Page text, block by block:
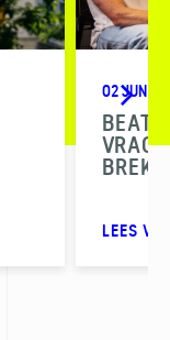
02 JUN
BEAT
LEES